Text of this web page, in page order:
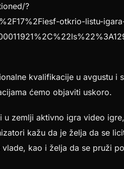
?
otkrio-listu-
kvalifikacije u avgustu i
ćemo objaviti uskoro.
zemlji aktivno igra video
kažu da je želja da se
kao i želja da se pruži